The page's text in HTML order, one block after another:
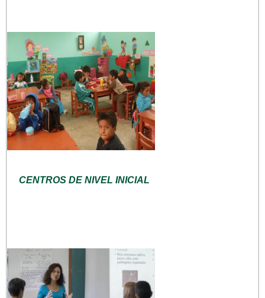
CENTROS DE NIVEL INICIAL